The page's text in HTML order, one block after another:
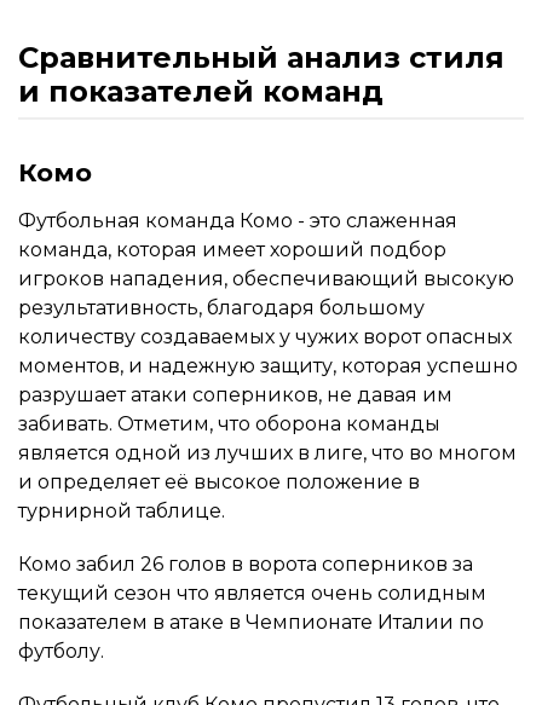
Сравнительный анализ стиля
и показателей команд
Комо
Футбольная команда Комо - это слаженная
команда, которая имеет хороший подбор
игроков нападения, обеспечивающий высокую
результативность, благодаря большому
количеству создаваемых у чужих ворот опасных
моментов, и надежную защиту, которая успешно
разрушает атаки соперников, не давая им
забивать. Отметим, что оборона команды
является одной из лучших в лиге, что во многом
и определяет её высокое положение в
турнирной таблице.
Комо забил 26 голов в ворота соперников за
текущий сезон что является очень солидным
показателем в атаке в Чемпионате Италии по
футболу.